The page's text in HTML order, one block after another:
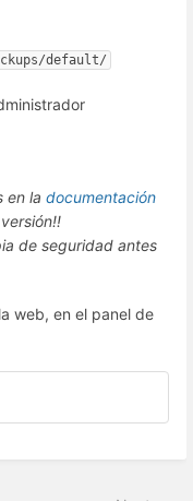
default/
en la documentación
de seguridad antes
web, en el panel de